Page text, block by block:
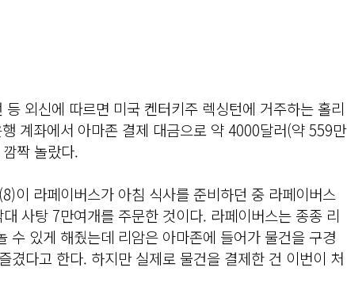
외신에 따르면 미국 켄터키주 렉싱턴에 거주하는 홀리
계좌에서 아마존 결제 대금으로 약 4000달러(약 559만
짝 놀랐다.
이 라페이버스가 아침 식사를 준비하던 중 라페이버스
사탕 7만여개를 주문한 것이다. 라페이버스는 종종 리
수 있게 해줬는데 리암은 아마존에 들어가 물건을 구경
겼다고 한다. 하지만 실제로 물건을 결제한 건 이번이 처